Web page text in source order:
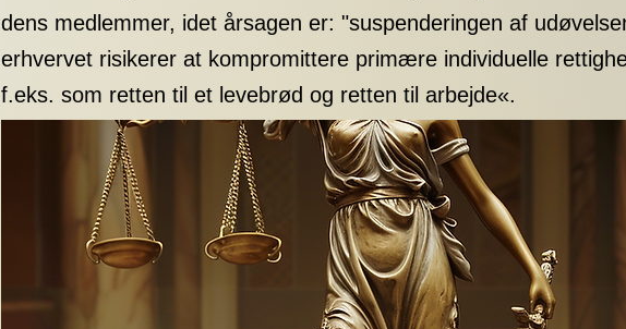
dens medlemmer, idet årsagen er: "suspenderingen af
erhvervet risikerer at kompromittere primære individuelle
f.eks. som retten til et levebrød og retten til arbejde«.